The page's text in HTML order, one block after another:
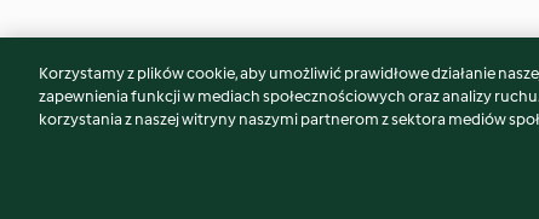
Może spodoba Ci się również...
Korzystamy z plików cookie, aby umożliwić prawidłowe działanie
zapewnienia funkcji w mediach społecznościowych oraz analizy
korzystania z naszej witryny naszymi partnerom z sektora mediów